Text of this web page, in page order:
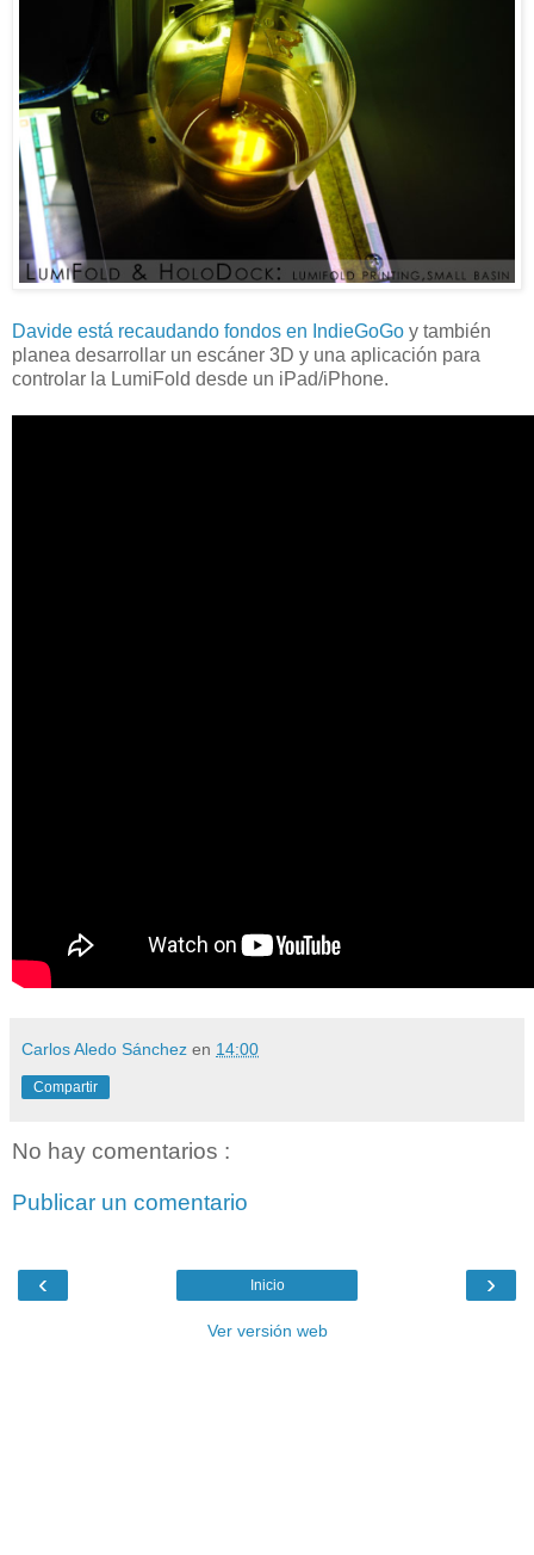
Davide está recaudando fondos en IndieGoGo y también
planea desarrollar un escáner 3D y una aplicación para
controlar la LumiFold desde un iPad/iPhone.
Carlos Aledo Sánchez en 14:00
Compartir
No hay comentarios :
Publicar un comentario
‹ ›
Inicio
Ver versión web